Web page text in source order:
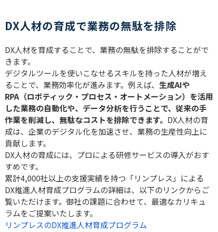
DX人材の育成で業務の無駄を排除
DX人材を育成することで、業務の無駄を排除することがで
きます。
デジタルツールを使いこなせるスキルを持った人材が増え
ることで、業務効率化が進みます。例えば、 生成AIや
RPA（ロボティック・プロセス・オートメーション）を活用
した業務の自動化や、データ分析を行うことで、従来の手
作業を削減し、無駄なコストを排除できます。 DX人材の育
成は、企業のデジタル化を加速させ、業務の生産性向上に
貢献します。
DX人材の育成には、プロによる研修サービスの導入がおす
すめです。
累計4,000社以上の支援実績を持つ「リンプレス」による
DX推進人材育成プログラムの詳細は、以下のリンクからご
覧いただけます。御社の課題に合わせて、最適なカリキュ
ラムをご提案いたします。
リンプレスのDX推進人材育成プログラム